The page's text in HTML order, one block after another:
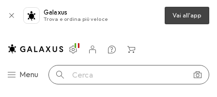
Galaxus
Trova e ordina più veloce Vai all'app
Categoria Navigazione
Menu Cerca
Impostazioni
Conto cliente
Liste di confronto
Liste dei desideri
Carrello